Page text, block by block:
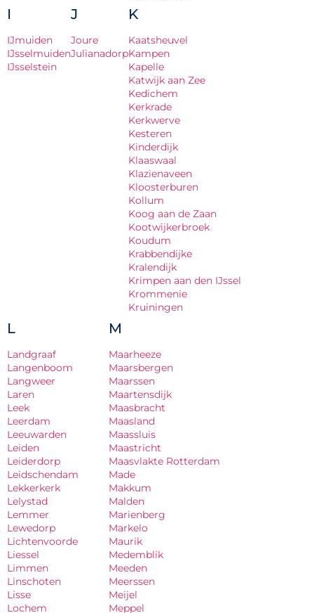
I
IJmuiden
IJsselmuiden
IJsselstein
J
Joure
Julianadorp
K
Kaatsheuvel
Kampen
Kapelle
Katwijk aan Zee
Kedichem
Kerkrade
Kerkwerve
Kesteren
Kinderdijk
Klaaswaal
Klazienaveen
Kloosterburen
Kollum
Koog aan de Zaan
Kootwijkerbroek
Koudum
Krabbendijke
Kralendijk
Krimpen aan den IJssel
Krommenie
Kruiningen
L
Landgraaf
Langenboom
Langweer
Laren
Leek
Leerdam
Leeuwarden
Leiden
Leiderdorp
Leidschendam
Lekkerkerk
Lelystad
Lemmer
Lewedorp
Lichtenvoorde
Liessel
Limmen
Linschoten
Lisse
Lochem
M
Maarheeze
Maarsbergen
Maarssen
Maartensdijk
Maasbracht
Maasland
Maassluis
Maastricht
Maasvlakte Rotterdam
Made
Makkum
Malden
Marienberg
Markelo
Maurik
Medemblik
Meeden
Meerssen
Meijel
Meppel